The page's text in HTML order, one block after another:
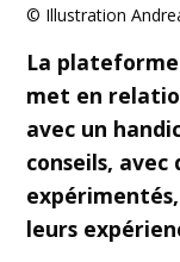
© Illustration
La
met en
avec un
conseils, avec
leurs